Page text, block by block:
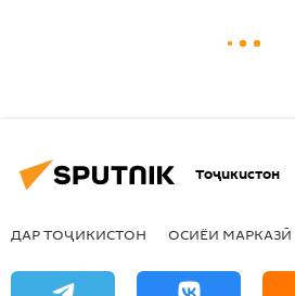
Тоҷикистон
ДАР ТОҶИКИСТОН ОСИЁИ МАРКАЗӢ